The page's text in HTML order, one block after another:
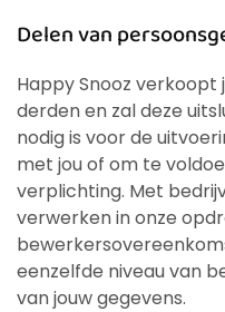
Delen van
Happy Snooz verkoopt
derden en zal deze
nodig is voor de
met jou of om te
verplichting. Met
verwerken in onze
eenzelfde niveau van
van jouw gegevens.